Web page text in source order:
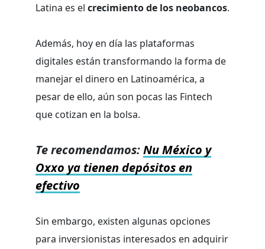
Latina es el crecimiento de los neobancos.
Además, hoy en día las plataformas
digitales están transformando la forma de
manejar el dinero en Latinoamérica, a
pesar de ello, aún son pocas las Fintech
que cotizan en la bolsa.
Te recomendamos:Nu México y
Oxxo ya tienen depósitos en
efectivo
Sin embargo, existen algunas opciones
para inversionistas interesados en adquirir